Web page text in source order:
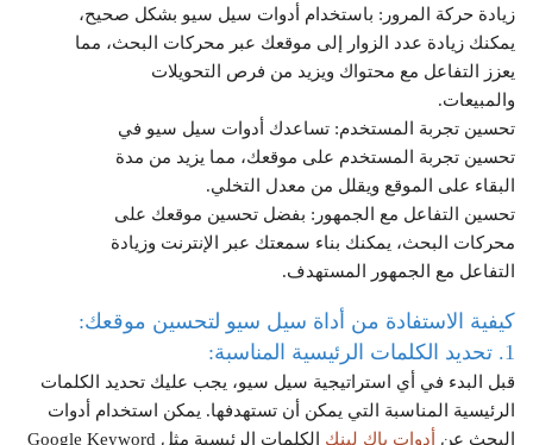
زيادة حركة المرور : باستخدام أدوات سيل سيو بشكل صحيح،
يمكنك زيادة عدد الزوار إلى موقعك عبر محركات البحث، مما
يعزز التفاعل مع محتواك ويزيد من فرص التحويلات
والمبيعات.
تحسين تجربة المستخدم: تساعدك أدوات سيل سيو في
تحسين تجربة المستخدم على موقعك، مما يزيد من مدة
البقاء على الموقع ويقلل من معدل التخلي.
تحسين التفاعل مع الجمهور : بفضل تحسين موقعك على
محركات البحث، يمكنك بناء سمعتك عبر الإنترنت وزيادة
التفاعل مع الجمهور المستهدف.
كيفية الاستفادة من أداة سيل سيو لتحسين موقعك:
1. تحديد الكلمات الرئيسية المناسبة:
قبل البدء في أي استراتيجية سيل سيو، يجب عليك تحديد الكلمات
الرئيسية المناسبة التي يمكن أن تستهدفها. يمكن استخدام أدوات
البحث عن
أدوات باك لينك
الكلمات الرئيسية مثل Google Keyword